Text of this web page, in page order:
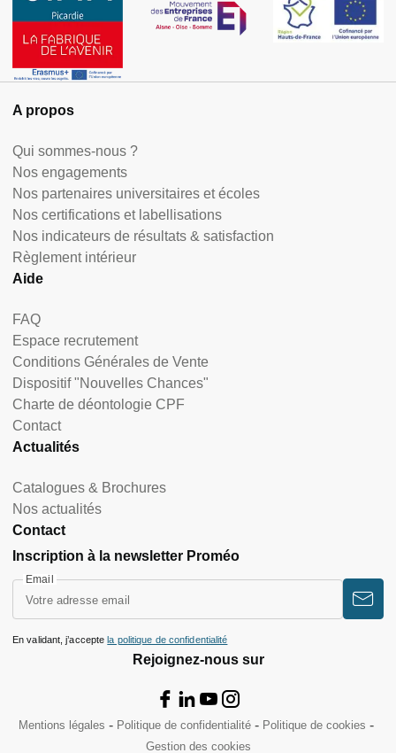
A propos
Qui sommes-nous ?
Nos engagements
Nos partenaires universitaires et écoles
Nos certifications et labellisations
Nos indicateurs de résultats & satisfaction
Règlement intérieur
Aide
FAQ
Espace recrutement
Conditions Générales de Vente
Dispositif "Nouvelles Chances"
Charte de déontologie CPF
Contact
Actualités
Catalogues & Brochures
Nos actualités
Contact
Rejoignez-nous sur
Inscription à la newsletter Proméo
Email
En validant, j’accepte la politique de confidentialité
Mentions légales Politique de confidentialité
Politique de cookies
Gestion des cookies